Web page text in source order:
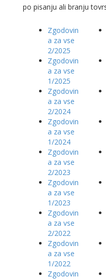
po pisanju ali branju
Zgodovin
a za vse
2/2025
Zgodovin
a za vse
1/2025
Zgodovin
a za vse
2/2024
Zgodovin
a za vse
1/2024
Zgodovin
a za vse
2/2023
Zgodovin
a za vse
1/2023
Zgodovin
a za vse
2/2022
Zgodovin
a za vse
1/2022
Zgodovin